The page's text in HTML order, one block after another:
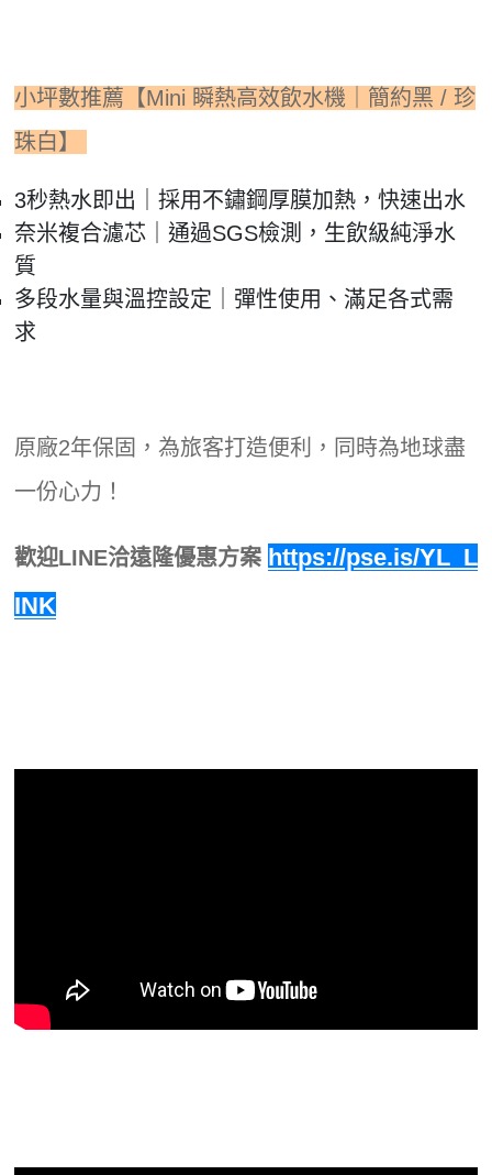
小坪數推薦【Mini 瞬熱高效飲水機｜簡約黑 / 珍
珠白】
3秒熱水即出｜採用不鏽鋼厚膜加熱，快速出水
奈米複合濾芯｜通過SGS檢測，生飲級純淨水
質
多段水量與溫控設定｜彈性使用、滿足各式需
求
原廠2年保固，為旅客打造便利，同時為地球盡
一份心力！
歡迎LINE洽遠隆優惠方案 https://pse.is/YL_L
INK